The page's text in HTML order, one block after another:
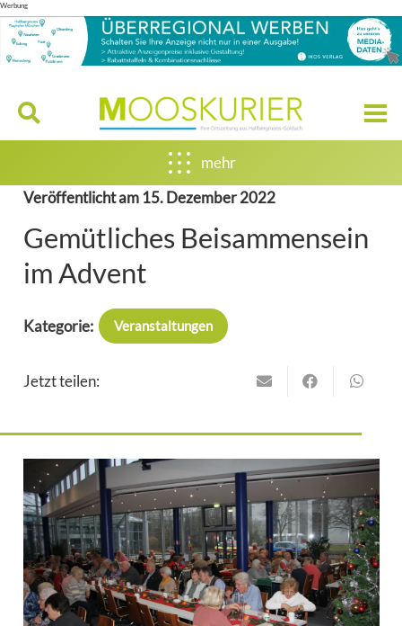
Werbung
mehr
Veröffentlicht am 15. Dezember 2022
Gemütliches Beisammensein
im Advent
Kategorie: Veranstaltungen
Jetzt teilen: